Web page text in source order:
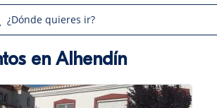
¿Dónde quieres ir?
en Alhendín